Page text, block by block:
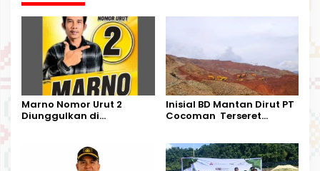
Marno Nomor Urut 2
Diunggulkan di
Harapan Warga
Inisial BD Mantan Dirut PT
Cocoman Terseret
Kalimantan Barat